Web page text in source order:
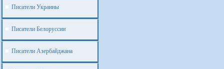
Писатели Украины
Писатели Белоруссии
Писатели Азербайджана